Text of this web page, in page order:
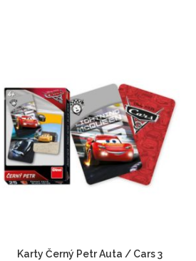
Karty Černý Petr Auta / Cars 3